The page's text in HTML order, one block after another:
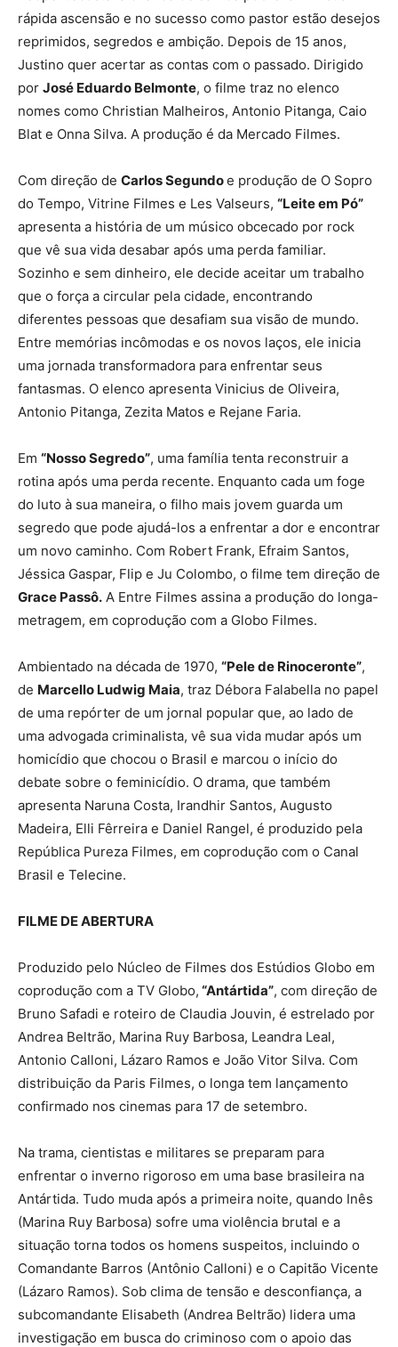
rápida ascensão e no sucesso como pastor estão desejos
reprimidos, segredos e ambição. Depois de 15 anos,
Justino quer acertar as contas com o passado. Dirigido
por José Eduardo Belmonte, o filme traz no elenco
nomes como Christian Malheiros, Antonio Pitanga, Caio
Blat e Onna Silva. A produção é da Mercado Filmes.
Com direção de Carlos Segundoe produção de O Sopro
do Tempo, Vitrine Filmes e Les Valseurs, “Leite em Pó”
apresenta a história de um músico obcecado por rock
que vê sua vida desabar após uma perda familiar.
Sozinho e sem dinheiro, ele decide aceitar um trabalho
que o força a circular pela cidade, encontrando
diferentes pessoas que desafiam sua visão de mundo.
Entre memórias incômodas e os novos laços, ele inicia
uma jornada transformadora para enfrentar seus
fantasmas. O elenco apresenta Vinicius de Oliveira,
Antonio Pitanga, Zezita Matos e Rejane Faria.
Em “Nosso Segredo”, uma família tenta reconstruir a
rotina após uma perda recente. Enquanto cada um foge
do luto à sua maneira, o filho mais jovem guarda um
segredo que pode ajudá-los a enfrentar a dor e encontrar
um novo caminho. Com Robert Frank, Efraim Santos,
Jéssica Gaspar, Flip e Ju Colombo, o filme tem direção de
Grace Passô. A Entre Filmes assina a produção do longa-
metragem, em coprodução com a Globo Filmes.
Ambientado na década de 1970, “Pele de Rinoceronte”,
de Marcello Ludwig Maia, traz Débora Falabella no papel
de uma repórter de um jornal popular que, ao lado de
uma advogada criminalista, vê sua vida mudar após um
homicídio que chocou o Brasil e marcou o início do
debate sobre o feminicídio. O drama, que também
apresenta Naruna Costa, Irandhir Santos, Augusto
Madeira, Elli Fêrreira e Daniel Rangel, é produzido pela
República Pureza Filmes, em coprodução com o Canal
Brasil e Telecine.
FILME DE ABERTURA
Produzido pelo Núcleo de Filmes dos Estúdios Globo em
coprodução com a TV Globo, “Antártida”, com direção de
Bruno Safadi e roteiro de Claudia Jouvin, é estrelado por
Andrea Beltrão, Marina Ruy Barbosa, Leandra Leal,
Antonio Calloni, Lázaro Ramos e João Vitor Silva. Com
distribuição da Paris Filmes, o longa tem lançamento
confirmado nos cinemas para 17 de setembro.
Na trama, cientistas e militares se preparam para
enfrentar o inverno rigoroso em uma base brasileira na
Antártida. Tudo muda após a primeira noite, quando Inês
(Marina Ruy Barbosa) sofre uma violência brutal e a
situação torna todos os homens suspeitos, incluindo o
Comandante Barros (Antônio Calloni) e o Capitão Vicente
(Lázaro Ramos). Sob clima de tensão e desconfiança, a
subcomandante Elisabeth (Andrea Beltrão) lidera uma
investigação em busca do criminoso com o apoio das